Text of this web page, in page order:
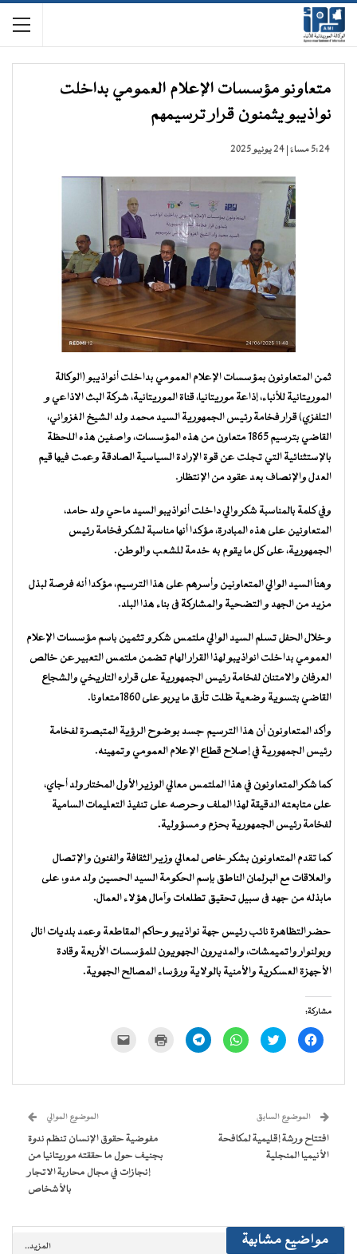
متعاونو مؤسسات الإعلام العمومي بداخلت
نواذيبو يثمنون قرار ترسيمهم
5:24 مساءً | 24 يونيو 2025
ثمن المتعاونون بمؤسسات الإعلام العمومي بداخلت أنواذيبو (الوكالة
الموريتانية للأنباء، إذاعة موريتانيا، قناة الموريتانية، شركة البث الاذاعي و
التلفزي) قرار فخامة رئيس الجمهورية السيد محمد ولد الشيخ الغزواني،
القاضي بترسيم 1865 متعاون من هذه المؤسسات، واصفين هذه اللحظة
بالإستثنائية التي تجلت عن قوة الإرادة السياسية الصادقة وعمت فيها قيم
العدل والإنصاف بعد عقود من الإنتظار.
وفي كلمة بالمناسبة شكر والي داخلت أنواذيبو السيد ماحي ولد حامد،
المتعاونين على هذه المبادرة، مؤكدا أنها مناسبة لشكر فخامة رئيس
الجمهورية، على كل ما يقوم به خدمة للشعب والوطن.
وهنأ السيد الوالي المتعاونين وأسرهم على هذا الترسيم، مؤكدا أنه فرصة لبذل
مزيد من الجهد و التضحية والمشاركة فى بناء هذا البلد.
وخلال الحفل تسلم السيد الوالي ملتمس شكر و تثمين باسم مؤسسات الإعلام
العمومي بداخلت انواذيبو لهذا القرار الهام تضمن ملتمس التعبير عن خالص
العرفان والامتنان لفخامة رئيس الجمهورية على قراره التاريخي والشجاع
القاضي بتسوية وضعية ظلت تأرق ما يربو على 1860متعاونا.
وأكد المتعاونون أن هذا الترسيم جسد بوضوح الرؤية المتبصرة لفخامة
رئيس الجمهورية في إصلاح قطاع الإعلام العمومي وتمهينه.
كما شكر المتعاونون في هذا الملتمس معالي الوزير الأول المختار ولد أجاي،
على متابعته الدقيقة لهذا الملف وحرصه على تنفيذ التعليمات السامية
لفخامة رئيس الجمهورية بحزم و مسؤولية.
كما تقدم المتعاونون بشكر خاص لمعالي وزير الثقافة والفنون والإتصال
والعلاقات مع البرلمان الناطق بإسم الحكومة السيد الحسين ولد مدو، على
مابذله من جهد فى سبيل تحقيق تطلعات وآمال هؤلاء العمال.
حضر التظاهرة نائب رئيس جهة نواذيبو وحاكم المقاطعة وعمد بلديات انال
وبولنوار واتميمشات، والمديرون الجهويون للمؤسسات الأربعة وقادة
الأجهزة العسكرية والأمنية بالولاية ورؤساء المصالح الجهوية.
مشاركة:
انقر
للمشاركة
في
اضغط
للمشاركة
في
انقر
للمشاركة
في
انقر
للمشاركة
في
للطباعة
جديدة) الإلكتروني
نافذة
جديدة)
الموضوع السابق
افتتاح ورشة إقليمية لمكافحة
الأنيميا المنجلية
الموضوع الموالي
مفوضية حقوق الإنسان تنظم ندوة
بجنيف حول ما حققته موريتانيا من
إنجازات في مجال محاربة الاتجار
بالأشخاص
مواضيع مشابهة المزيد..